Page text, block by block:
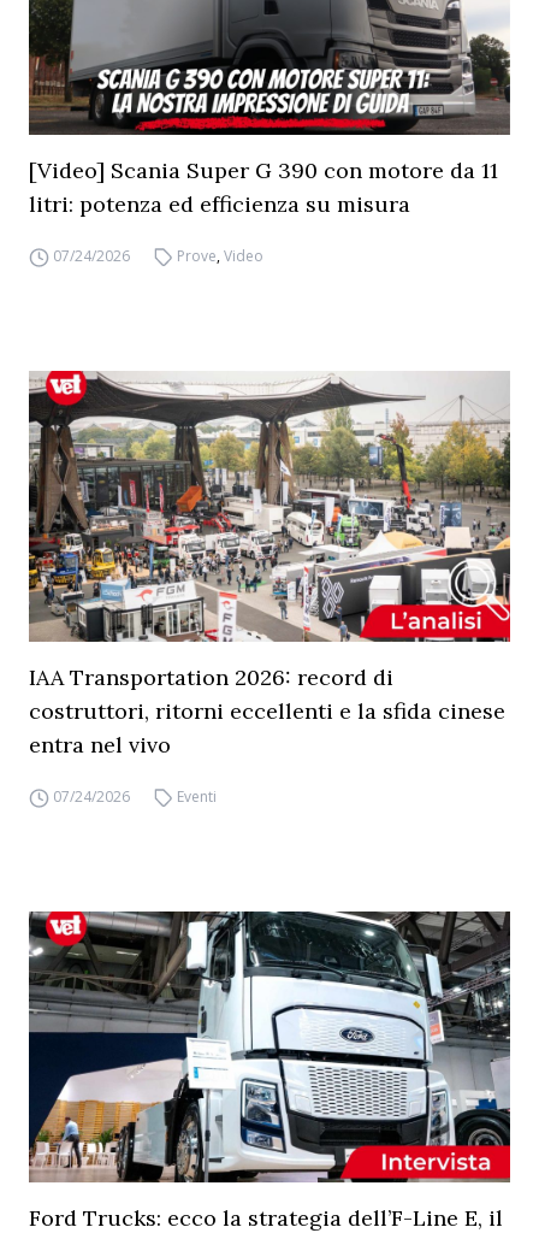
[Video] Scania Super G 390 con motore da 11
litri: potenza ed efficienza su misura
07/24/2026 Prove,Video
IAA Transportation 2026: record di
costruttori, ritorni eccellenti e la sfida cinese
entra nel vivo
07/24/2026 Eventi
Ford Trucks: ecco la strategia dell’F-Line E, il